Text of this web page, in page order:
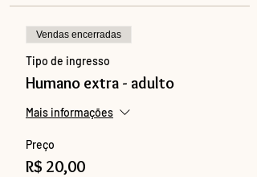
Vendas encerradas
Tipo de ingresso
Humano extra - adulto
Mais informações
Preço
R$ 20,00